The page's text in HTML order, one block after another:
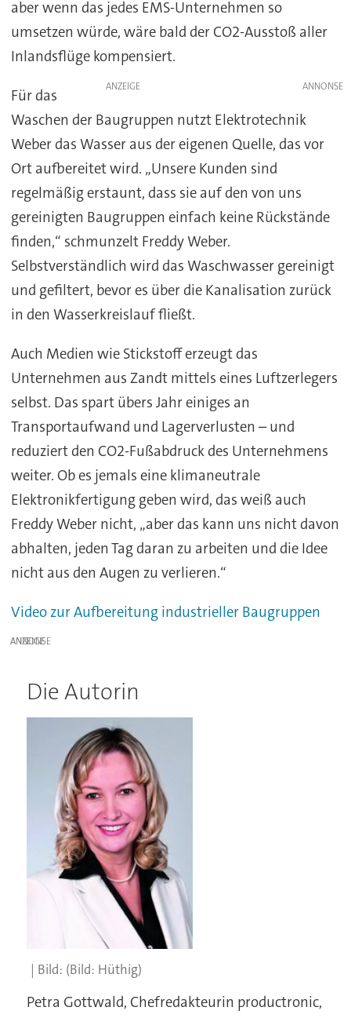
aber wenn das jedes EMS-Unternehmen so
umsetzen würde, wäre bald der CO2-Ausstoß aller
Inlandsflüge kompensiert.
ANZEIGE
Für das
Waschen der Baugruppen nutzt Elektrotechnik
Weber das Wasser aus der eigenen Quelle, das vor
Ort aufbereitet wird. „Unsere Kunden sind
regelmäßig erstaunt, dass sie auf den von uns
gereinigten Baugruppen einfach keine Rückstände
finden,“ schmunzelt Freddy Weber.
Selbstverständlich wird das Waschwasser gereinigt
und gefiltert, bevor es über die Kanalisation zurück
in den Wasserkreislauf fließt.
Auch Medien wie Stickstoff erzeugt das
Unternehmen aus Zandt mittels eines Luftzerlegers
selbst. Das spart übers Jahr einiges an
Transportaufwand und Lagerverlusten – und
reduziert den CO2-Fußabdruck des Unternehmens
weiter. Ob es jemals eine klimaneutrale
Elektronikfertigung geben wird, das weiß auch
Freddy Weber nicht, „aber das kann uns nicht davon
abhalten, jeden Tag daran zu arbeiten und die Idee
nicht aus den Augen zu verlieren.“
Video zur Aufbereitung industrieller Baugruppen
ANZEIGE
Die Autorin
(Bild: Hüthig)
Petra Gottwald, Chefredakteurin productronic,